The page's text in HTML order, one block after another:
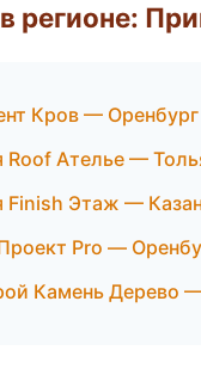
регионе:
Кров — Оренбург
Roof Ателье —
Finish Этаж —
Pro —
Камень Дерево